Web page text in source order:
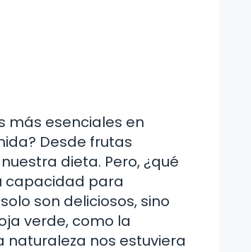
más esenciales en
Desde frutas
dieta. Pero, ¿qué
capacidad para
son deliciosos, sino
verde, como la
naturaleza nos estuviera